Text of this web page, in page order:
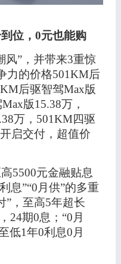
位，0元也能购
风”，并带来3重惊
力的价格501KM后
后驱智驾Max版
版15.38万，
万，501KM四驱
启交付， 超值价
5500元金融贴息
息”“0月供”的多重
”，至高5年超长
24期0息；“0月
低1年0利息0月